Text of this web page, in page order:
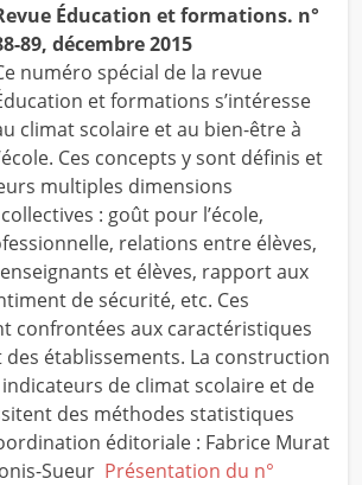
Éducation et formations. n°
89, décembre 2015
numéro spécial de la revue
et formations s’intéresse
climat scolaire et au bien-être à
Ces concepts y sont définis et
multiples dimensions
: goût pour l’école,
relations entre élèves,
et élèves, rapport aux
de sécurité, etc. Ces
confrontées aux caractéristiques
des établissements. La construction
indicateurs de climat scolaire et de
des méthodes statistiques
éditoriale : Fabrice Murat
Sueur Présentation du n°